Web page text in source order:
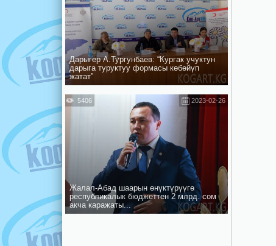
Дарыгер А.Тургунбаев: “Кургак учуктун
дарыга туруктуу формасы көбөйүп
жатат”
2023-02-26
5406
Жалал-Абад шаарын ѳнүктүрүүгѳ
республикалык бюджеттен 2 млрд. сом
акча каражаты...